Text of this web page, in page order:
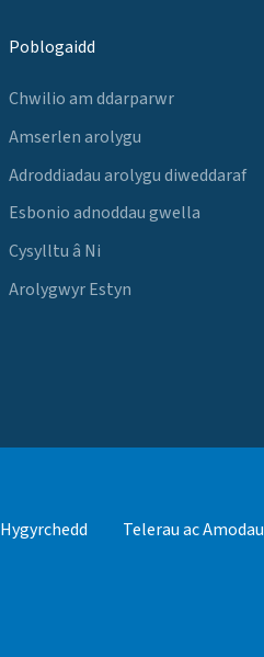
Poblogaidd
Chwilio am ddarparwr
Amserlen arolygu
Adroddiadau arolygu diweddaraf
Esbonio adnoddau gwella
Cysylltu â Ni
Arolygwyr Estyn
Hygyrchedd Telerau ac Amodau